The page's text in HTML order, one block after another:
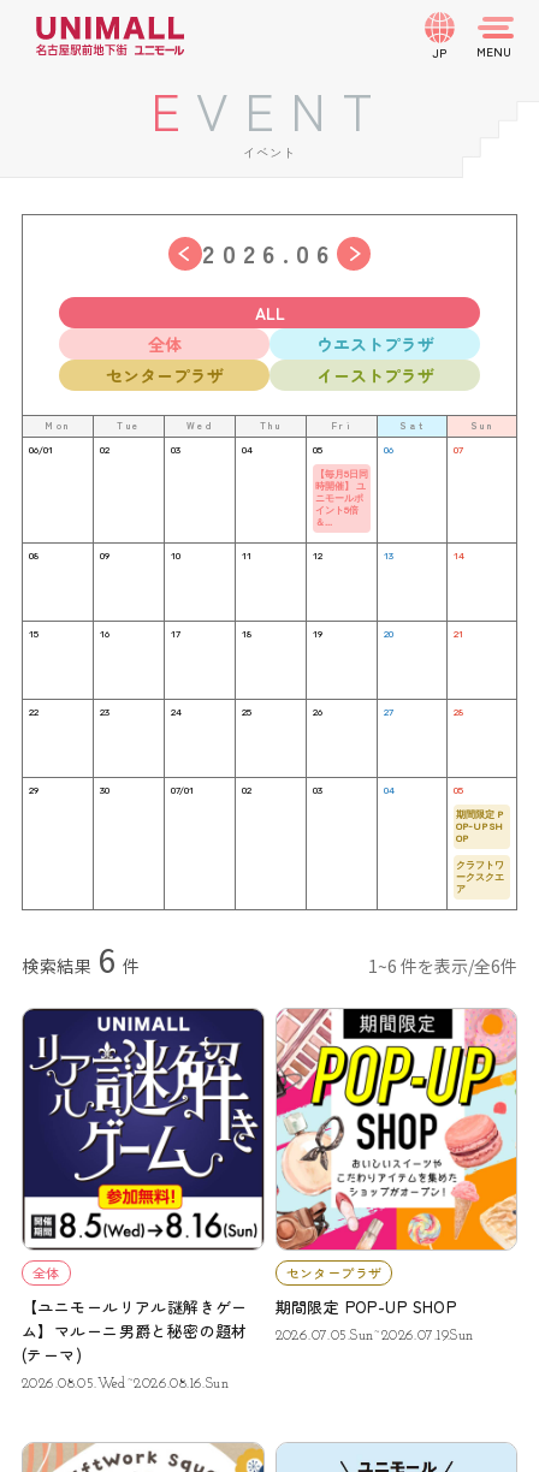
JP
EVENT
イベント
2026.06
ALL
全体
ウエストプラザ
センタープラザ
イーストプラザ
Mon Tue Wed Thu Fri Sat Sun
06/01 02 03 04 05
【毎月5日同
時開催】 ユ
ニモールポ
イント5倍
＆...
06 07
08 09 10 11 12 13 14
15 16 17 18 19 20 21
22 23 24 25 26 27 28
29 30 07/01 02 03 04 05
期間限定 P
OP-UP SH
OP
クラフトワ
ークスクエ
ア
検索結果 6 件 1~6 件を表示/全6件
全体
【ユニモールリアル謎解きゲー
ム】マルーニ男爵と秘密の題材
(テーマ)
2026.08.05.Wed~2026.08.16.Sun
センタープラザ
期間限定 POP-UP SHOP
2026.07.05.Sun~2026.07.19.Sun